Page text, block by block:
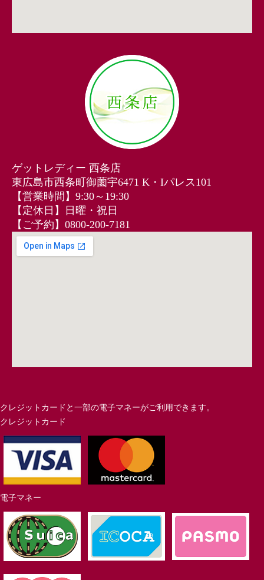
ゲットレディー 西条店
東広島市西条町御薗宇6471 K・Iパレス101
【営業時間】9:30～19:30
【定休日】日曜・祝日
【ご予約】0800-200-7181
クレジットカードと一部の電子マネーがご利用できます。
クレジットカード
電子マネー